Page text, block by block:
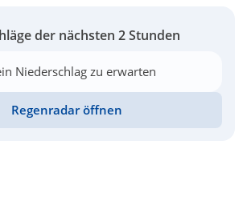
der nächsten 2 Stunden
Niederschlag zu erwarten
Regenradar öffnen